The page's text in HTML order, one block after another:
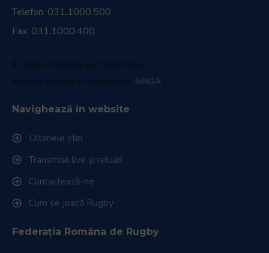
Telefon: 031.1000.500
Fax: 031.1000.400
© Toate drepturile sunt rezervate.
Website realizat și întreținut de SINGA
Navighează în website
Ultimele știri
Transmisii live și reluări
Contactează-ne
Cum se joacă Rugby
Federația Româna de Rugby